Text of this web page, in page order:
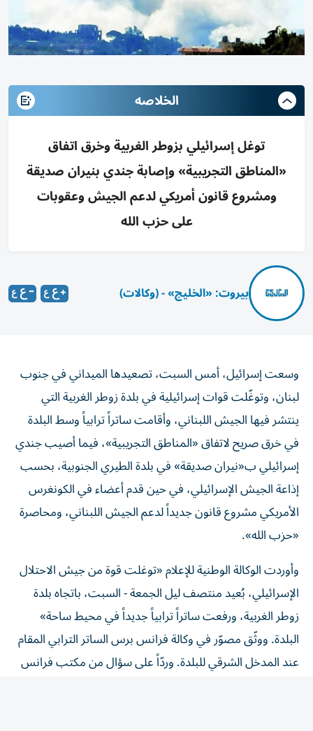
الخلاصه
توغل إسرائيلي بزوطر الغربية وخرق اتفاق
«المناطق التجريبية» وإصابة جندي بنيران صديقة
ومشروع قانون أمريكي لدعم الجيش وعقوبات
على حزب الله
بيروت: «الخليج» - (وكالات)
وسعت إسرائيل، أمس السبت، تصعيدها الميداني في جنوب
لبنان، وتوغّلت قوات إسرائيلية في بلدة زوطر الغربية التي
ينتشر فيها الجيش اللبناني، وأقامت ساتراً ترابياً وسط البلدة
في خرق صريح لاتفاق «المناطق التجريبية»، فيما أصيب جندي
إسرائيلي ب«نيران صديقة» في بلدة الطيري الجنوبية، بحسب
إذاعة الجيش الإسرائيلي، في حين قدم أعضاء في الكونغرس
الأمريكي مشروع قانون جديداً لدعم الجيش اللبناني، ومحاصرة
«حزب الله».
وأوردت الوكالة الوطنية للإعلام «توغلت قوة من جيش الاحتلال
الإسرائيلي، بُعيد منتصف ليل الجمعة - السبت، باتجاه بلدة
زوطر الغربية، ورفعت ساتراً ترابياً جديداً في محيط ساحة»
البلدة. ووثّق مصوّر في وكالة فرانس برس الساتر الترابي المقام
عند المدخل الشرقي للبلدة. وردّاً على سؤال من مكتب فرانس
برس في القدس، قال الجيش الإسرائيلي إنه «ليس على علم